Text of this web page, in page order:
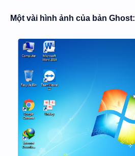
Một vài hình ảnh của bản Ghost: